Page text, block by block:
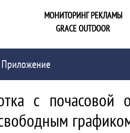
МОНИТОРИНГ РЕКЛАМЫ
GRACE OUTDOOR
Приложение
с почасовой